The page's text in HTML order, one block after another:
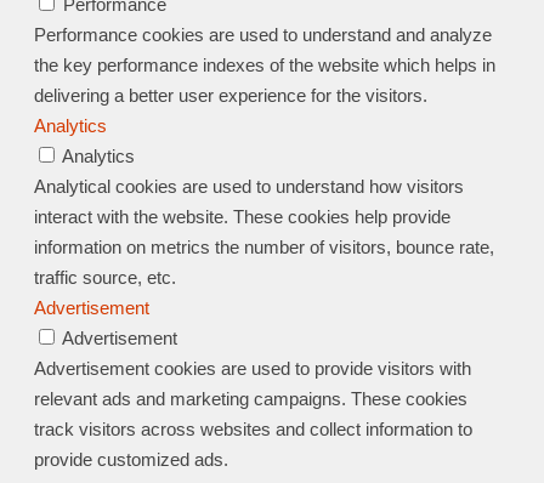
Performance cookies are used to understand and analyze
the key performance indexes of the website which helps in
delivering a better user experience for the visitors.
Analytics
Analytics
Analytical cookies are used to understand how visitors
interact with the website. These cookies help provide
information on metrics the number of visitors, bounce rate,
traffic source, etc.
Advertisement
Advertisement
Advertisement cookies are used to provide visitors with
relevant ads and marketing campaigns. These cookies
track visitors across websites and collect information to
provide customized ads.